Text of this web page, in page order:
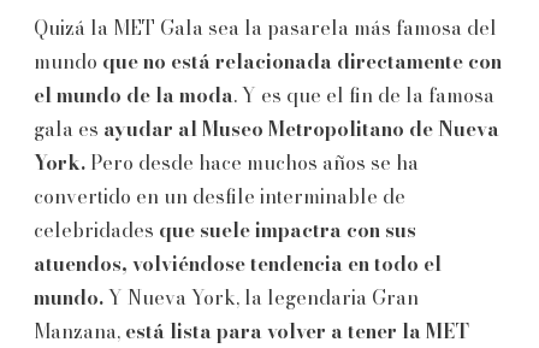
Quizá la MET Gala sea la pasarela más famosa del
mundo que no está relacionada directamente con
el mundo de la moda. Y es que el fin de la famosa
gala es ayudar al Museo Metropolitano de Nueva
York. Pero desde hace muchos años se ha
convertido en un desfile interminable de
celebridades que suele impactra con sus
atuendos, volviéndose tendencia en todo el
mundo.Y Nueva York, la legendaria Gran
Manzana, está lista para volver a tener la MET